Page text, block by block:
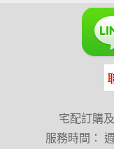
海苔
開心果 萬歲牌
黑豆
味付 萬歲牌-
宅配訂購
服務時間 ：